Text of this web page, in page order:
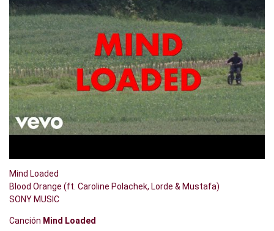
Mind Loaded
Blood Orange (ft. Caroline Polachek, Lorde & Mustafa)
SONY MUSIC
Canción Mind Loaded